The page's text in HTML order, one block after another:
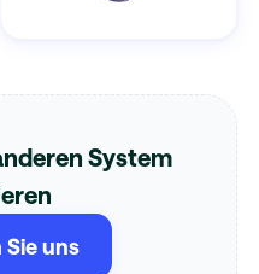
System
uns